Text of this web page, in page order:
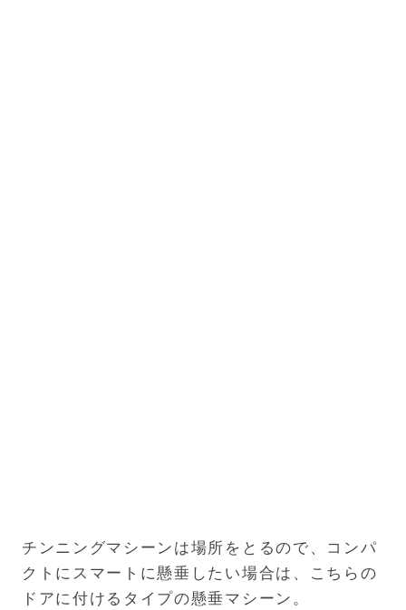
チンニングマシーンは場所をとるので、コンパ
クトにスマートに懸垂したい場合は、こちらの
ドアに付けるタイプの懸垂マシーン。